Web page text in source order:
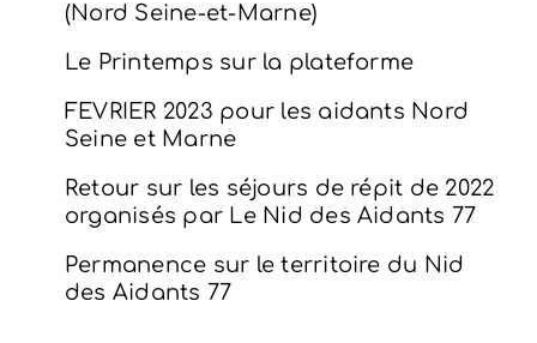
(Nord Seine-et-Marne)
Le Printemps sur la plateforme
FEVRIER 2023 pour les aidants Nord
Seine et Marne
Retour sur les séjours de répit de 2022
organisés par Le Nid des Aidants 77
Permanence sur le territoire du Nid
des Aidants 77